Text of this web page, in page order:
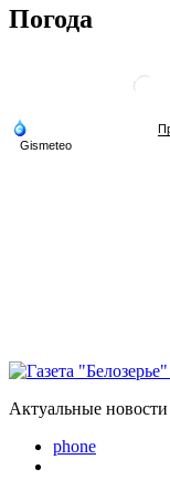
Погода
Актуальные новости
phone